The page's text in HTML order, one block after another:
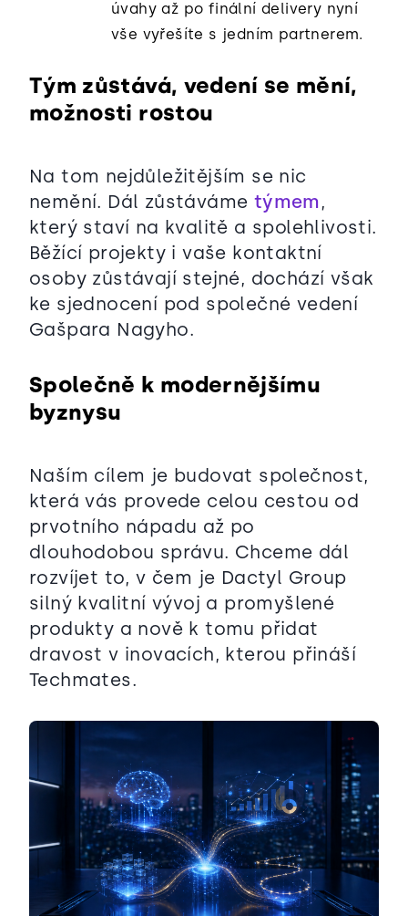
úvahy až po finální delivery nyní
vše vyřešíte s jedním partnerem.
Tým zůstává, vedení se mění,
možnosti rostou
Na tom nejdůležitějším se nic
nemění. Dál zůstáváme týmem,
který staví na kvalitě a spolehlivosti.
Běžící projekty i vaše kontaktní
osoby zůstávají stejné, dochází však
ke sjednocení pod společné vedení
Gašpara Nagyho.
Společně k modernějšímu
byznysu
Naším cílem je budovat společnost,
která vás provede celou cestou od
prvotního nápadu až po
dlouhodobou správu. Chceme dál
rozvíjet to, v čem je Dactyl Group
silný kvalitní vývoj a promyšlené
produkty a nově k tomu přidat
dravost v inovacích, kterou přináší
Techmates.